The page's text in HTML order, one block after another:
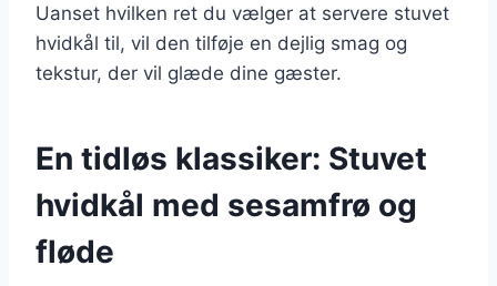
Uanset hvilken ret du vælger at servere stuvet
hvidkål til, vil den tilføje en dejlig smag og
tekstur, der vil glæde dine gæster.
En tidløs klassiker: Stuvet
hvidkål med sesamfrø og
fløde